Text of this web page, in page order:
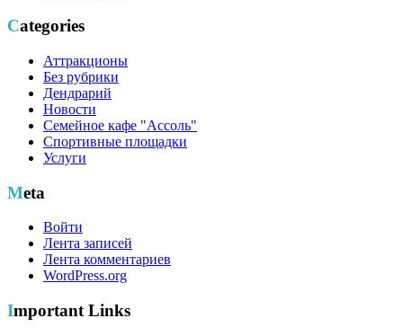
Categories
Аттракционы
Без рубрики
Дендрарий
Новости
Семейное кафе "Ассоль"
Спортивные площадки
Услуги
Meta
Войти
Лента записей
Лента комментариев
WordPress.org
Important Links